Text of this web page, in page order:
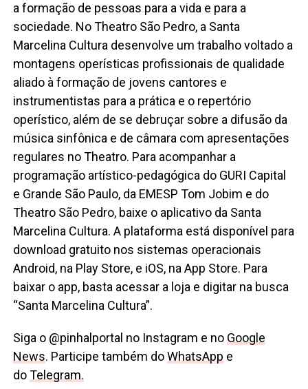
a formação de pessoas para a vida e para a
sociedade. No Theatro São Pedro, a Santa
Marcelina Cultura desenvolve um trabalho voltado a
montagens operísticas profissionais de qualidade
aliado à formação de jovens cantores e
instrumentistas para a prática e o repertório
operístico, além de se debruçar sobre a difusão da
música sinfônica e de câmara com apresentações
regulares no Theatro. Para acompanhar a
programação artístico-pedagógica do GURI Capital
e Grande São Paulo, da EMESP Tom Jobim e do
Theatro São Pedro, baixe o aplicativo da Santa
Marcelina Cultura. A plataforma está disponível para
download gratuito nos sistemas operacionais
Android, na Play Store, e iOS, na App Store. Para
baixar o app, basta acessar a loja e digitar na busca
“Santa Marcelina Cultura”.
Siga o @pinhalportal no Instagram e no Google
News. Participe também doWhatsApp e
doTelegram.